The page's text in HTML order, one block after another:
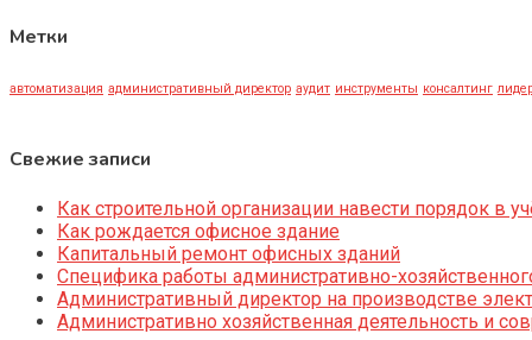
Метки
автоматизация административный директор аудит инструменты консалтинг
Свежие записи
Как строительной организации навести порядок в
Как рождается офисное здание
Капитальный ремонт офисных зданий
Специфика работы административно-
Административный директор на производстве
Административно хозяйственная деятельность и